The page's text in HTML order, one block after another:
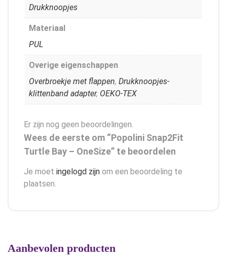
Drukknoopjes
Materiaal
PUL
Overige eigenschappen
Overbroekje met flappen, Drukknoopjes-
klittenband adapter, OEKO-TEX
Er zijn nog geen beoordelingen.
Wees de eerste om “Popolini Snap2Fit
Turtle Bay – OneSize” te beoordelen
Je moet ingelogd zijn om een beoordeling te
plaatsen.
Aanbevolen producten